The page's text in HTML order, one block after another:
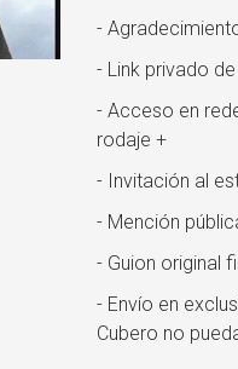
-
- Link privado
- Acceso en
rodaje +
- Invitación al
- Mención
- Guion original
- Envío en
Cubero no